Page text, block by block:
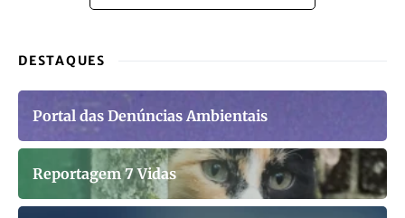
DESTAQUES
Portal das Denúncias Ambientais
Reportagem 7 Vidas